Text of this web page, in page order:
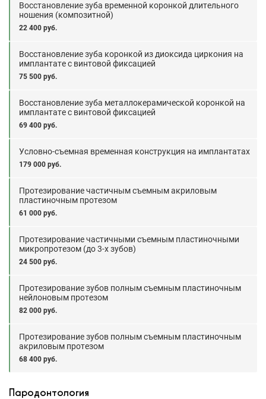
Восстановление зуба временной коронкой длительного
ношения (композитной)
22 400 руб.
Восстановление зуба коронкой из диоксида циркония на
имплантате с винтовой фиксацией
75 500 руб.
Восстановление зуба металлокерамической коронкой на
имплантате с винтовой фиксацией
69 400 руб.
Условно-съемная временная конструкция на имплантатах
179 000 руб.
Протезирование частичным съемным акриловым
пластиночным протезом
61 000 руб.
Протезирование частичными съемным пластиночными
микропротезом (до 3-х зубов)
24 500 руб.
Протезирование зубов полным съемным пластиночным
нейлоновым протезом
82 000 руб.
Протезирование зубов полным съемным пластиночным
акриловым протезом
68 400 руб.
Пародонтология